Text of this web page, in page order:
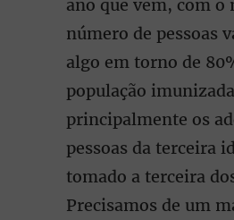
ano que vem, com o
número de pessoas
algo em torno de
população
principalmente os
pessoas da terceira
tomado a terceira
Precisamos de um